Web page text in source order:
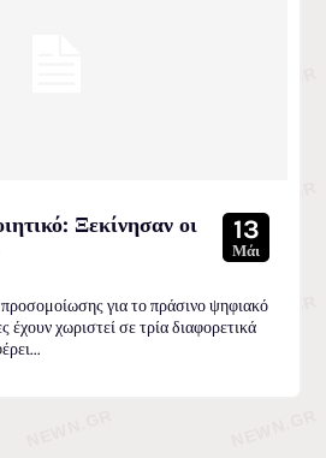
Ξεκίνησαν οι
13
Μάι
για το πράσινο ψηφιακό
έχουν χωριστεί σε τρία διαφορετικά